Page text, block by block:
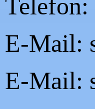
E-Mail:
E-Mail: